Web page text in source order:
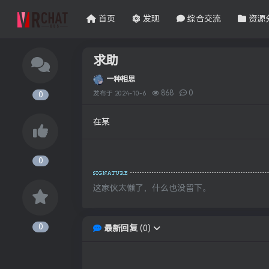
首页 发现 综合交流 资源
0
0
0
求助
一种相思
发布于 2024-10-6 868 0
在某
这家伙太懒了，什么也没留下。
最新回复(0)